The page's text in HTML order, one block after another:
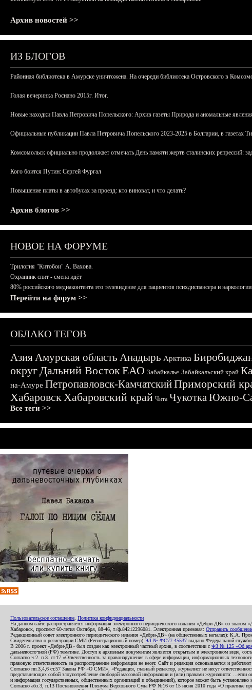
Архив новостей >>
ИЗ БЛОГОВ
Районная библиотека в Амурске уничтожена. На очереди библиотека Островского в
Голая вечеринка Роснано 2015г. Итог.
Новые находки Павла Петровича Попельского: Архив газеты Природа и аномальные
Официальные публикации Павла Петровича Попельского 2023-2025 в Болгарии, в газетах
Комсомольск официально продолжает отмечать День памяти жертв сталинских репрессий:
Кого боится Путин: Сергей Фургал
Повышение платы в автобусах за проезд: кто виноват, и что делать?
Архив блогов >>
НОВОЕ НА ФОРУМЕ
Трилогия "Китобои" А. Вахова.
Охранник спит - смена идёт
80% российского медиаконтента это телевидение для пациентов психдиспансера и наркологии.
Перейти на форум >>
ОБЛАКО ТЕГОВ
АзияАмурская область Анадырь Арктика
округДальний ВостокЕАО Забайкалье Забайкальский край
на-Амуре Петропавловск-КамчатскийПриморский
ХабаровскХабаровский край Чита ЧукоткаЮжно-
Все теги >>
Пользовательское соглашение Политика конфиденциальности
На данном сайте распространяется информация электронного периодического издания «Дебри-ДВ» со
Хабаровск, проспект 60-летия Октября, 88-46, т./ф.84212296081. Электронная приемная: Отправить
Редакционный совет электронного периодического издания «Дебри-ДВ» (на общественных
Свидетельство о регистрации СМИ (Регистрационный номер) ЭЛ № ФС77-45537 выдано Федеральной
В 2006 г. проект «Дебри-ДВ» был создан как электронный частный архив, в соответствии с ФЗ № 125 «Об
дальневосточной (РФ) тематике. Доступ к архивным документам является открытым в электронном виде,
Согласно ч.2. п.3. ст.17 «Ответственность за правонарушения в сфере информации, информационных
правовую ответственность за распространение информации не несет. Сайт и редакция основываются и
Согласно пп.3,4,6 ст.57 Закона РФ «О СМИ», «Редакция, главный редактор, журналист не несут
представляющих собой злоупотребление свободой массовой информации и (или) правами журналиста:
и информация государственных, общественных организаций и объединений), которое может быть установлено
Согласно абз.3, п.13 Постановления Пленума Верховного Суда РФ №16 от 15 июня 2010 года «О практике